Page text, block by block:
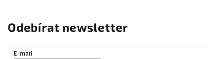
Odebírat newsletter
E-mail